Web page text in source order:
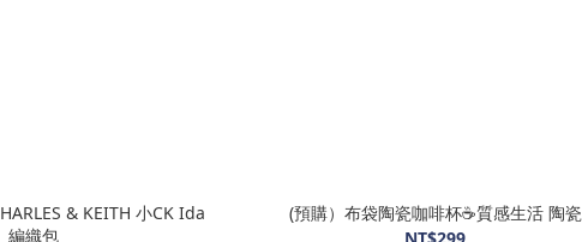
& KEITH 小CK Ida
編織包
(預購）布袋陶瓷咖啡杯☕️質感生活 陶瓷
NT$299